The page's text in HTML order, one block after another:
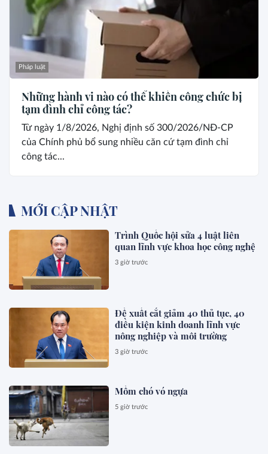
Pháp luật
Những hành vi nào có thể khiến công chức bị
tạm đình chỉ công tác?
Từ ngày 1/8/2026, Nghị định số 300/2026/NĐ-CP
của Chính phủ bổ sung nhiều căn cứ tạm đình chỉ
công tác...
MỚI CẬP NHẬT
Trình Quốc hội sửa 4 luật liên
quan lĩnh vực khoa học công nghệ
3 giờ trước
Đề xuất cắt giảm 40 thủ tục, 40
điều kiện kinh doanh lĩnh vực
nông nghiệp và môi trường
3 giờ trước
Mồm chó vó ngựa
5 giờ trước